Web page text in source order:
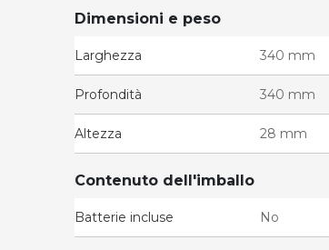
Dimensioni e peso
Larghezza 340 mm
Profondità 340 mm
Altezza 28 mm
Contenuto dell'imballo
Batterie incluse No